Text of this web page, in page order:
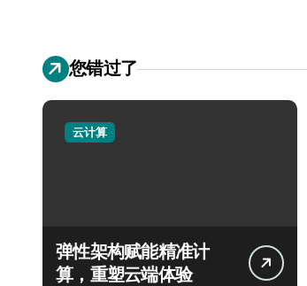
您错过了
云计算
弹性架构赋能精准计
算，重塑云端体验